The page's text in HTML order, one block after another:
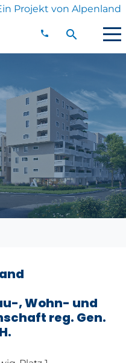
Projekt von Alpenland
Anrufen
02742/204-
0
Suche
, Wohn- und
reg. Gen.​